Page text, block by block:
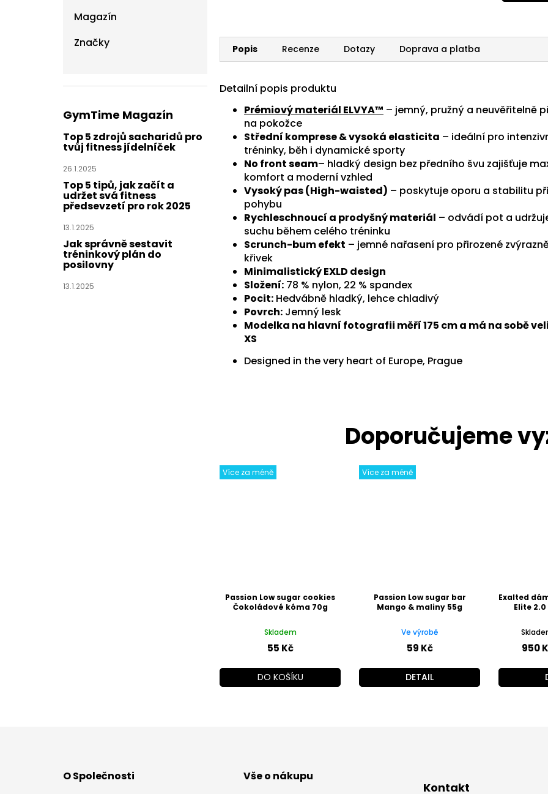
Magazín
Značky
GymTime Magazín
Top 5 zdrojů sacharidů pro
tvůj fitness jídelníček
26.1.2025
Top 5 tipů, jak začít a
udržet svá fitness
předsevzetí pro rok 2025
13.1.2025
Jak správně sestavit
tréninkový plán do
posilovny
13.1.2025
Více za méně
Passion Low sugar cookies
Čokoládové kóma 70g
Skladem
55 Kč
DO KOŠÍKU
Více za méně
Passion Low sugar bar
Mango & maliny 55g
Ve výrobě
59 Kč
DETAIL
Exalted
Elite
950
Popis Recenze Dotazy Doprava a platba
Detailní popis produktu
Prémiový materiál ELVYA™ – jemný, pružný a neuvěřitelně
na pokožce
Střední komprese & vysoká elasticita – ideální pro
tréninky, běh i dynamické sporty
No front seam– hladký design bez předního švu zajišťuje
komfort a moderní vzhled
Vysoký pas (High-waisted) – poskytuje oporu a stabilitu při
pohybu
Rychleschnoucí a prodyšný materiál – odvádí pot a
suchu během celého tréninku
Scrunch-bum efekt – jemné nařasení pro přirozené
křivek
Minimalistický EXLD design
Složení: 78 % nylon, 22 % spandex
Pocit: Hedvábně hladký, lehce chladivý
Povrch: Jemný lesk
Modelka na hlavní fotografii měří 175 cm a má na sobě
XS
Designed in the very heart of Europe, Prague
O Společnosti Vše o nákupu
Kontakt